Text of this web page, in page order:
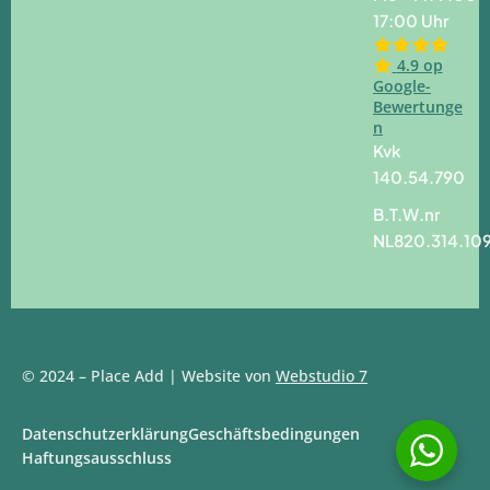
17:00 Uhr
4.9 op
Google-
Bewertunge
n
Kvk
140.54.790
B.T.W.nr
© 2024 – Place Add | Website von Webstudio 7
DatenschutzerklärungGeschäftsbedingungen
Haftungsausschluss